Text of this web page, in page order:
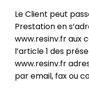
Le Client peut
Prestation en
www.resinv.fr aux
l’article 1 des
www.resinv.fr
par email, fax ou